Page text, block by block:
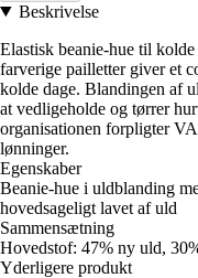
Beskrivelse
Elastisk beanie-hue til
farverige pailletter giver et
kolde dage. Blandingen af
at vedligeholde og tørrer
organisationen forpligter
lønninger.
Egenskaber
Beanie-hue i uldblanding
hovedsageligt lavet af uld
Sammensætning
Hovedstof: 47% ny uld,
Yderligere produkt